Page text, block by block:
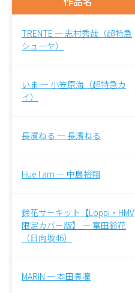
TRENTE — 志村秀哉（超特急
シューヤ）
いま — 小笠原海（超特急カ
イ）
長濱ねる — 長濱ねる
Hue I am — 中島裕翔
鈴花サーキット【Loppi・HMV
限定カバー版】 — 富田鈴花
（日向坂46）
MARIN — 本田真凜